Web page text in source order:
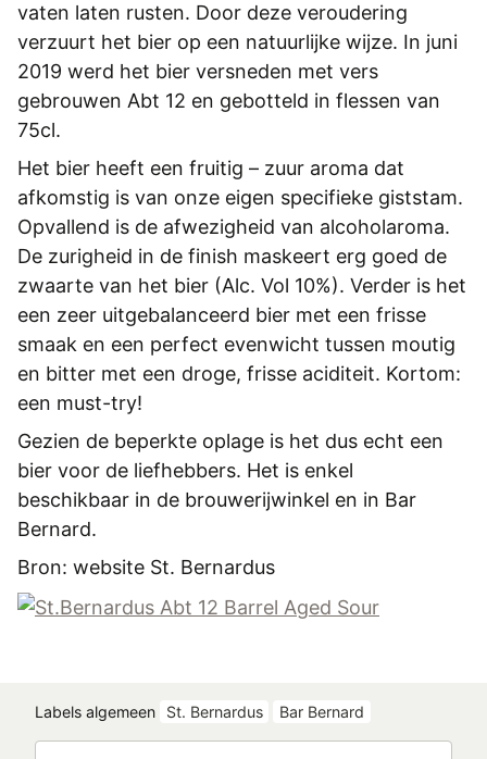
ADVERTEREN
MELDPUNT
PERS/PUBLICATIES
LINKS
vaten laten rusten. Door deze veroudering
verzuurt het bier op een natuurlijke wijze. In juni
2019 werd het bier versneden met vers
gebrouwen Abt 12 en gebotteld in flessen van
75cl.
Het bier heeft een fruitig – zuur aroma dat
afkomstig is van onze eigen specifieke giststam.
Opvallend is de afwezigheid van alcoholaroma.
De zurigheid in de finish maskeert erg goed de
zwaarte van het bier (Alc. Vol 10%). Verder is het
een zeer uitgebalanceerd bier met een frisse
smaak en een perfect evenwicht tussen moutig
en bitter met een droge, frisse aciditeit. Kortom:
een must-try!
Gezien de beperkte oplage is het dus echt een
bier voor de liefhebbers. Het is enkel
beschikbaar in de brouwerijwinkel en in Bar
Bernard.
Bron: website St. Bernardus
Labels algemeen St. Bernardus Bar Bernard